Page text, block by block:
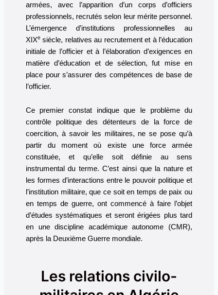
armées, avec l’apparition d’un corps d’officiers
professionnels, recrutés selon leur mérite personnel.
L’émergence d’institutions professionnelles au
XIXesiècle, relatives au recrutement et à l’éducation
initiale de l’officier et à l’élaboration d’exigences en
matière d’éducation et de sélection, fut mise en
place pour s’assurer des compétences de base de
l’officier.
Ce premier constat indique que le problème du
contrôle politique des détenteurs de la force de
coercition, à savoir les militaires, ne se pose qu’à
partir du moment où existe une force armée
constituée, et qu’elle soit définie au sens
instrumental du terme. C’est ainsi que la nature et
les formes d’interactions entre le pouvoir politique et
l’institution militaire, que ce soit en temps de paix ou
en temps de guerre, ont commencé à faire l’objet
d’études systématiques et seront érigées plus tard
en une discipline académique autonome (CMR),
après la Deuxième Guerre mondiale.
Les relations civilo-